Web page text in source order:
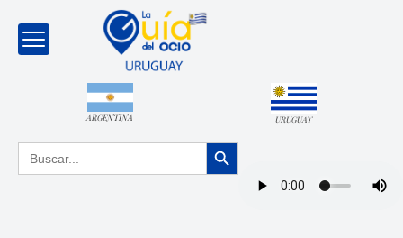
ARGENTINA URUGUAY
Buscar: Botón de búsqueda